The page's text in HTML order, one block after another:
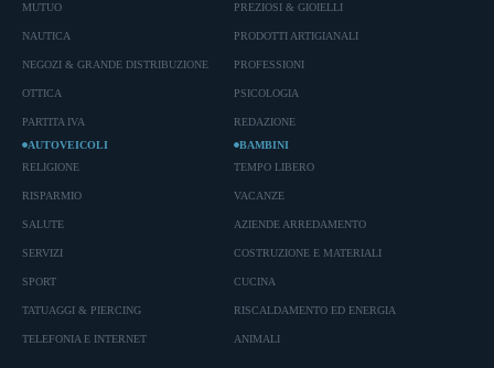
MUTUO
NAUTICA
NEGOZI & GRANDE DISTRIBUZIONE
OTTICA
PARTITA IVA
PREZIOSI & GIOIELLI
PRODOTTI ARTIGIANALI
PROFESSIONI
PSICOLOGIA
REDAZIONE
AUTOVEICOLI
RELIGIONE
RISPARMIO
SALUTE
SERVIZI
SPORT
TATUAGGI & PIERCING
TELEFONIA E INTERNET
BAMBINI
TEMPO LIBERO
VACANZE
AZIENDE ARREDAMENTO
COSTRUZIONE E MATERIALI
CUCINA
RISCALDAMENTO ED ENERGIA
ANIMALI